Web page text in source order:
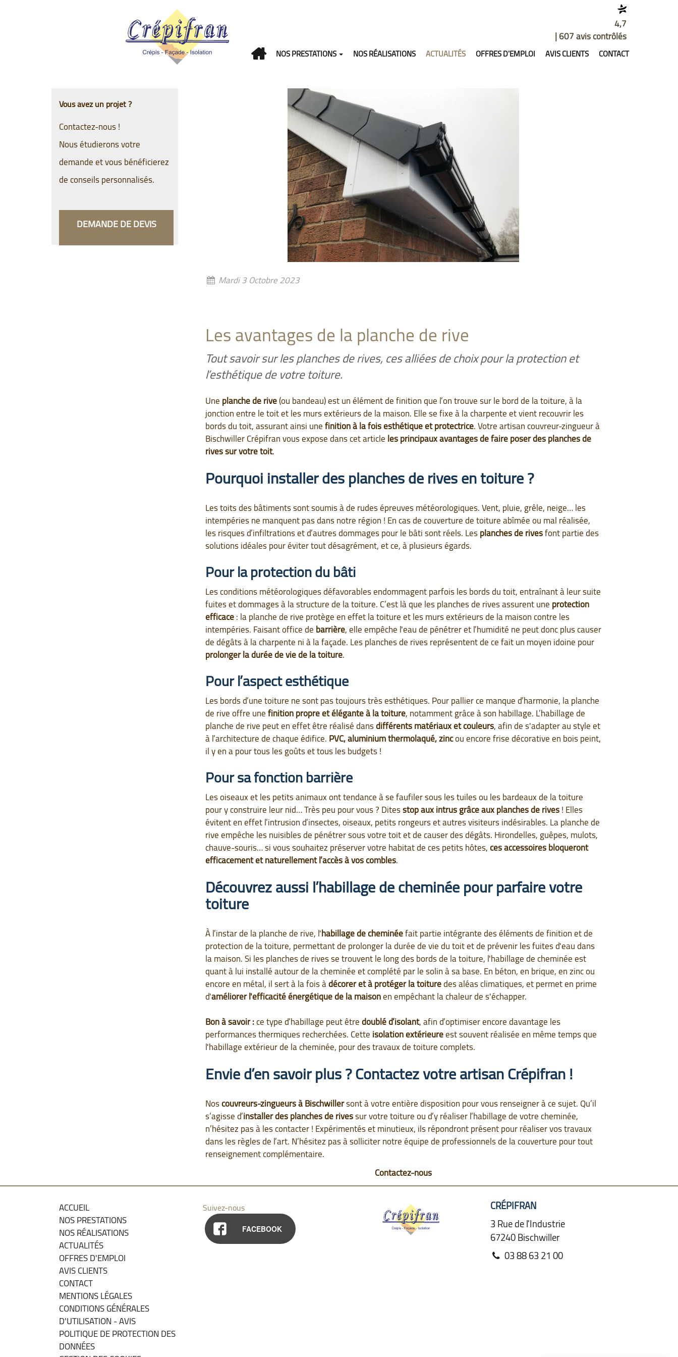
4,7
| 607 avis contrôlés
NOS PRESTATIONS NOS RÉALISATIONS ACTUALITÉS OFFRES D'EMPLOI AVIS CLIENTS CONTACT
Vous avez un projet ?
Contactez-nous !
Nous étudierons votre
demande et vous bénéficierez
de conseils personnalisés.
DEMANDE DE DEVIS
Mardi 3 Octobre 2023
Les avantages de la planche de rive
Tout savoir sur les planches de rives, ces alliées de choix pour la protection et
l’esthétique de votre toiture.
Uneplanche de rive(ou bandeau) est un élément de finition que l’on trouve sur le bord de la toiture, à la
jonction entre le toit et les murs extérieurs de la maison. Elle se fixe à la charpente et vient recouvrir les
bords du toit, assurant ainsi unefinition à la fois esthétique et protectrice. Votre artisan couvreur-zingueur à
Bischwiller Crépifran vous expose dans cet articleles principaux avantages de faire poser des planches de
rives sur votre toit.
Pourquoi installer des planches de rives en toiture ?
Les toits des bâtiments sont soumis à de rudes épreuves météorologiques. Vent, pluie, grêle, neige… les
intempéries ne manquent pas dans notre région ! En cas de couverture de toiture abîmée ou mal réalisée,
les risques d’infiltrations et d’autres dommages pour le bâti sont réels. Lesplanches de rivesfont partie des
solutions idéales pour éviter tout désagrément, et ce, à plusieurs égards.
Pour la protection du bâti
Les conditions météorologiques défavorables endommagent parfois les bords du toit, entraînant à leur suite
fuites et dommages à la structure de la toiture. C’est là que les planches de rives assurent uneprotection
efficace: la planche de rive protège en effet la toiture et les murs extérieurs de la maison contre les
intempéries. Faisant office debarrière, elle empêche l'eau de pénétrer et l’humidité ne peut donc plus causer
de dégâts à la charpente ni à la façade. Les planches de rives représentent de ce fait un moyen idoine pour
prolonger la durée de vie de la toiture.
Pour l’aspect esthétique
Les bords d’une toiture ne sont pas toujours très esthétiques. Pour pallier ce manque d’harmonie, la planche
de rive offre unefinition propre et élégante à la toiture, notamment grâce à son habillage. L’habillage de
planche de rive peut en effet être réalisé dansdifférents matériaux et couleurs, afin de s'adapter au style et
à l’architecture de chaque édifice.PVC, aluminium thermolaqué, zincou encore frise décorative en bois peint,
il y en a pour tous les goûts et tous les budgets !
Pour sa fonction barrière
Les oiseaux et les petits animaux ont tendance à se faufiler sous les tuiles ou les bardeaux de la toiture
pour y construire leur nid… Très peu pour vous ? Ditesstop aux intrus grâce aux planches de rives! Elles
évitent en effet l’intrusion d’insectes, oiseaux, petits rongeurs et autres visiteurs indésirables. La planche de
rive empêche les nuisibles de pénétrer sous votre toit et de causer des dégâts. Hirondelles, guêpes, mulots,
chauve-souris… si vous souhaitez préserver votre habitat de ces petits hôtes,ces accessoires bloqueront
efficacement et naturellement l’accès à vos combles.
Découvrez aussi l’habillage de cheminée pour parfaire votre
toiture
À l’instar de la planche de rive, l'habillage de cheminéefait partie intégrante des éléments de finition et de
protection de la toiture, permettant de prolonger la durée de vie du toit et de prévenir les fuites d'eau dans
la maison. Si les planches de rives se trouvent le long des bords de la toiture, l'habillage de cheminée est
quant à lui installé autour de la cheminée et complété par le solin à sa base. En béton, en brique, en zinc ou
encore en métal, il sert à la fois àdécorer et à protéger la toituredes aléas climatiques, et permet en prime
d'améliorer l'efficacité énergétique de la maisonen empêchant la chaleur de s'échapper.
Bon à savoir :ce type d’habillage peut êtredoublé d’isolant, afin d’optimiser encore davantage les
performances thermiques recherchées. Cetteisolation extérieureest souvent réalisée en même temps que
l'habillage extérieur de la cheminée, pour des travaux de toiture complets.
Envie d’en savoir plus ? Contactez votre artisan Crépifran !
Noscouvreurs-zingueurs à Bischwillersont à votre entière disposition pour vous renseigner à ce sujet. Qu’il
s’agisse d’installer des planches de rivessur votre toiture ou d’y réaliser l’habillage de votre cheminée,
n’hésitez pas à les contacter ! Expérimentés et minutieux, ils répondront présent pour réaliser vos travaux
dans les règles de l’art. N’hésitez pas à solliciter notre équipe de professionnels de la couverture pour tout
renseignement complémentaire.
Contactez-nous
ACCUEIL
NOS PRESTATIONS
NOS RÉALISATIONS
ACTUALITÉS
OFFRES D'EMPLOI
AVIS CLIENTS
CONTACT
MENTIONS LÉGALES
CONDITIONS GÉNÉRALES
D'UTILISATION - AVIS
POLITIQUE DE PROTECTION DES
DONNÉES
Suivez-nous
FACEBOOK
CRÉPIFRAN
3 Rue de l'Industrie
67240Bischwiller
03 88 63 21 00